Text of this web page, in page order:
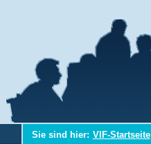
Sie sind hier: VIF-Startseite